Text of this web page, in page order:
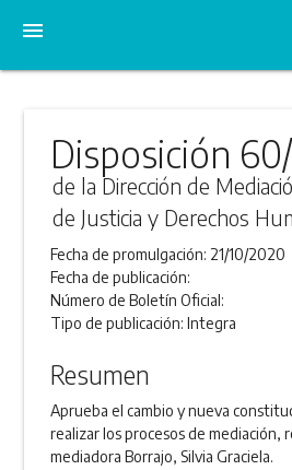
menu
Disposición
de la Dirección de
de Justicia y Derechos
Fecha de promulgación: 21/10/2020
Fecha de publicación:
Número de Boletín Oficial:
Tipo de publicación:Integra
Resumen
Aprueba el cambio y nueva
realizar los procesos de mediación,
mediadora Borrajo, Silvia Graciela.